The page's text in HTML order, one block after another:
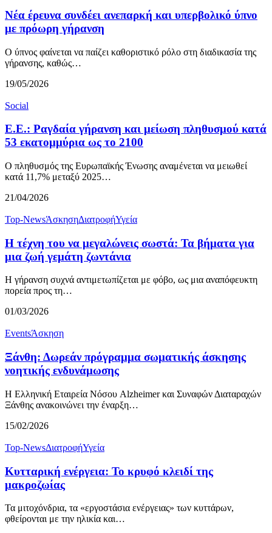
Νέα έρευνα συνδέει ανεπαρκή και υπερβολικό ύπνο
με πρόωρη γήρανση
Ο ύπνος φαίνεται να παίζει καθοριστικό ρόλο στη διαδικασία της
γήρανσης, καθώς…
19/05/2026
Social
Ε.Ε.: Ραγδαία γήρανση και μείωση πληθυσμού κατά
53 εκατομμύρια ως το 2100
Ο πληθυσμός της Ευρωπαϊκής Ένωσης αναμένεται να μειωθεί
κατά 11,7% μεταξύ 2025…
21/04/2026
Top-NewsΆσκησηΔιατροφήΥγεία
Η τέχνη του να μεγαλώνεις σωστά: Τα βήματα για
μια ζωή γεμάτη ζωντάνια
Η γήρανση συχνά αντιμετωπίζεται με φόβο, ως μια αναπόφευκτη
πορεία προς τη…
01/03/2026
EventsΆσκηση
Ξάνθη: Δωρεάν πρόγραμμα σωματικής άσκησης
νοητικής ενδυνάμωσης
Η Ελληνική Εταιρεία Νόσου Alzheimer και Συναφών Διαταραχών
Ξάνθης ανακοινώνει την έναρξη…
15/02/2026
Top-NewsΔιατροφήΥγεία
Κυτταρική ενέργεια: Το κρυφό κλειδί της
μακροζωίας
Τα μιτοχόνδρια, τα «εργοστάσια ενέργειας» των κυττάρων,
φθείρονται με την ηλικία και…